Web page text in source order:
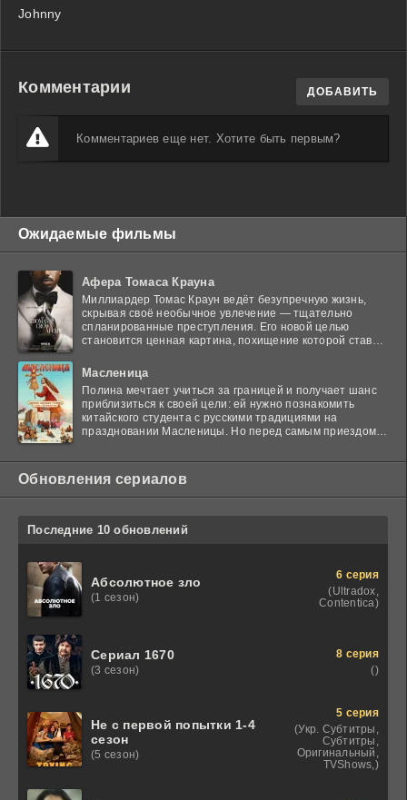
Johnny
Комментарии ДОБАВИТЬ
Комментариев еще нет. Хотите быть первым?
Ожидаемые фильмы
Афера Томаса Крауна
Миллиардер Томас Краун ведёт безупречную жизнь,
скрывая своё необычное увлечение — тщательно
спланированные преступления. Его новой целью
становится ценная картина, похищение которой ставит
Масленица
Полина мечтает учиться за границей и получает шанс
приблизиться к своей цели: ей нужно познакомить
китайского студента с русскими традициями на
праздновании Масленицы. Но перед самым приездом
Обновления сериалов
Последние 10 обновлений
Абсолютное зло
(1 сезон)
6 серия
(Ultradox,
Contentica)
Сериал 1670
(3 сезон)
8 серия
()
Не с первой попытки 1-4
сезон
(5 сезон)
5 серия
(Укр. Субтитры,
Субтитры,
Оригинальный,
TVShows,)